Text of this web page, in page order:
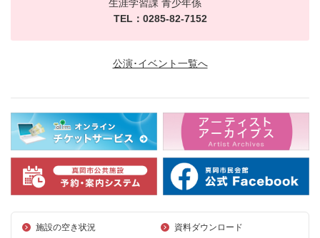
生涯学習課 青少年係
TEL：0285-82-7152
公演･イベント一覧へ
施設の空き状況
資料ダウンロード